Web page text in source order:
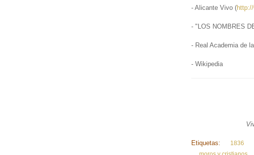
- Alicante Vivo (
- "LOS NOMBRES
- Real Academia de
- Wikipedia
Etiquetas: 1836